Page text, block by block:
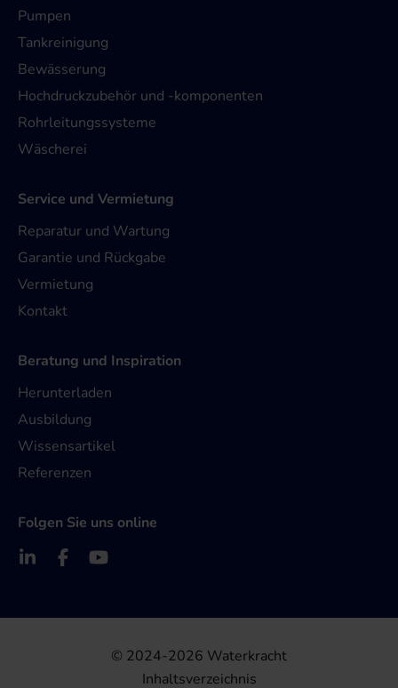
Pumpen
Tankreinigung
Bewässerung
Hochdruckzubehör und -komponenten
Rohrleitungssysteme
Wäscherei
Service und Vermietung
Reparatur und Wartung
Garantie und Rückgabe
Vermietung
Kontakt
Beratung und Inspiration
Herunterladen
Ausbildung
Wissensartikel
Referenzen
Folgen Sie uns online
© 2024-2026 Waterkracht
Inhaltsverzeichnis